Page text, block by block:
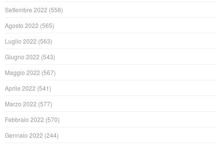
Settembre 2022 (556)
Agosto 2022 (565)
Luglio 2022 (563)
Giugno 2022 (543)
Maggio 2022 (567)
Aprile 2022 (541)
Marzo 2022 (577)
Febbraio 2022 (570)
Gennaio 2022 (244)